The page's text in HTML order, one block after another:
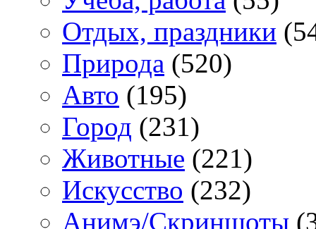
Отдых, праздники
Природа (520)
Авто (195)
Город (231)
Животные (221)
Искусство (232)
Анимэ/Скриншоты